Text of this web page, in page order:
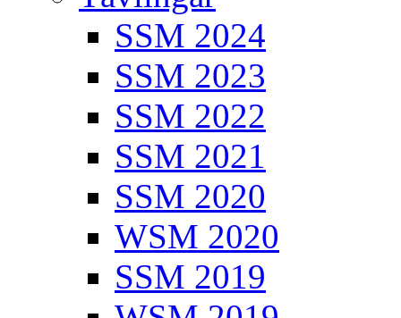
SSM 2024
SSM 2023
SSM 2022
SSM 2021
SSM 2020
WSM 2020
SSM 2019